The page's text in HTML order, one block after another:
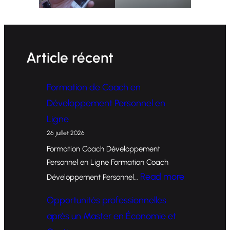
Article récent
Formation de Coach en
Développement Personnel en
Ligne
26 juillet 2026
Formation Coach Développement
Personnel en Ligne Formation Coach
Développement Personnel… Read more:
Opportunités professionnelles
après un Master en Économie et